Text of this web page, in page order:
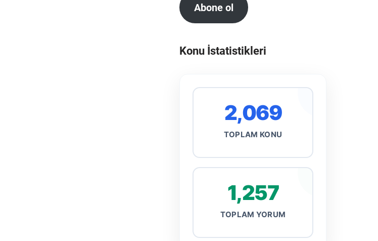
Abone ol
Konu İstatistikleri
2,069
TOPLAM KONU
1,257
TOPLAM YORUM